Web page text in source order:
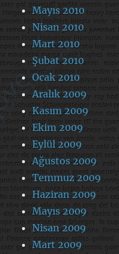
Mayıs 2010
Nisan 2010
Mart 2010
Şubat 2010
Ocak 2010
Aralık 2009
Kasım 2009
Ekim 2009
Eylül 2009
Ağustos 2009
Temmuz 2009
Haziran 2009
Mayıs 2009
Nisan 2009
Mart 2009